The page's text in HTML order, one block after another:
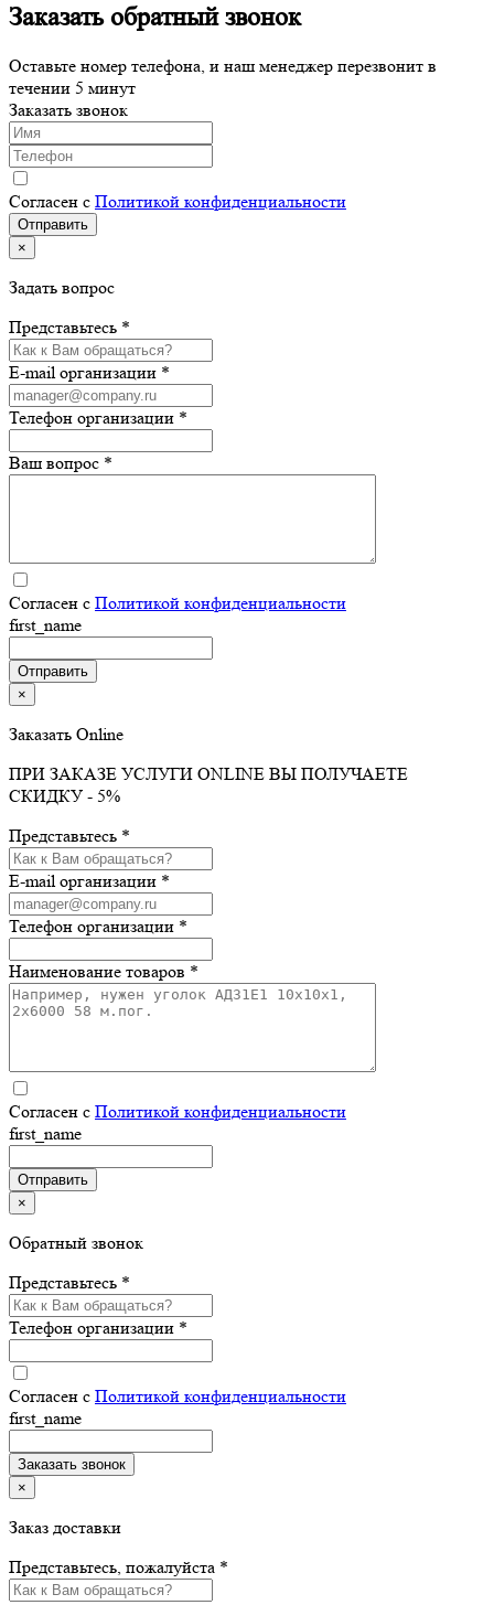
Заказать обратный звонок
Оставьте номер телефона, и наш менеджер перезвонит в
течении 5 минут
Заказать звонок
Согласен с Политикой конфиденциальности
×
Задать вопрос
Представьтесь *
E-mail организации *
Телефон организации *
Ваш вопрос *
Согласен с Политикой конфиденциальности
first_name
×
Заказать Online
ПРИ ЗАКАЗЕ УСЛУГИ ONLINE ВЫ ПОЛУЧАЕТЕ
СКИДКУ - 5%
Представьтесь *
E-mail организации *
Телефон организации *
Наименование товаров *
Согласен с Политикой конфиденциальности
first_name
×
Обратный звонок
Представьтесь *
Телефон организации *
Согласен с Политикой конфиденциальности
first_name
×
Заказ доставки
Представьтесь, пожалуйста *